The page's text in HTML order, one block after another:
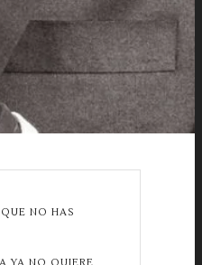
NO HAS